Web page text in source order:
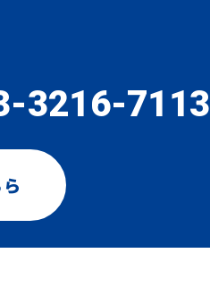
3216-7113